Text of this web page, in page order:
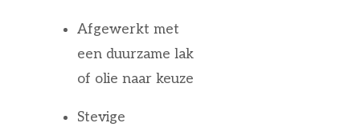
Afgewerkt met
een duurzame lak
of olie naar keuze
Stevige